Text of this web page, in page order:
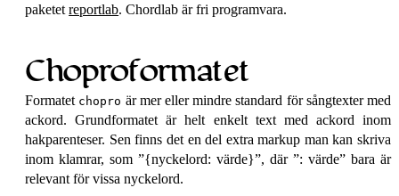
paketetreportlab. Chordlab är fri programvara.
Choproformatet
Formatet chopro är mer eller mindre standard för sångtexter med
ackord. Grundformatet är helt enkelt text med ackord inom
hakparenteser. Sen finns det en del extra markup man kan skriva
inom klamrar, som {nyckelord: värde} , där : värde
bara är
relevant för vissa nyckelord.